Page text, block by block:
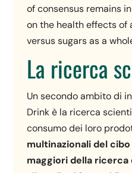
of consensus remains
on the health effects of
versus sugars as a
La ricerca
Un secondo ambito di
Drink è la ricerca
consumo dei loro
multinazionali del
maggiori della ricerca